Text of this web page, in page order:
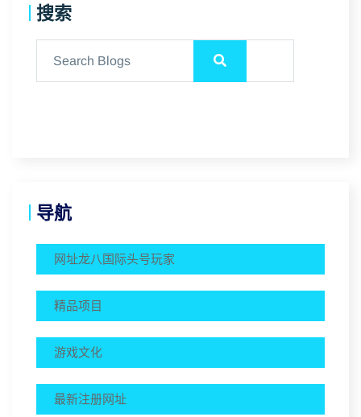
搜索
导航
网址龙八国际头号玩家
精品项目
游戏文化
最新注册网址